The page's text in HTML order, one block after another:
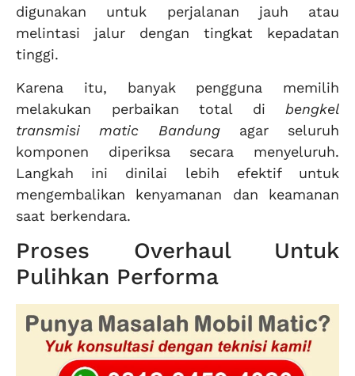
digunakan untuk perjalanan jauh atau
melintasi jalur dengan tingkat kepadatan
tinggi.
Karena itu, banyak pengguna memilih
melakukan perbaikan total di bengkel
transmisi matic Bandungagar seluruh
komponen diperiksa secara menyeluruh.
Langkah ini dinilai lebih efektif untuk
mengembalikan kenyamanan dan keamanan
saat berkendara.
Proses Overhaul Untuk
Pulihkan Performa